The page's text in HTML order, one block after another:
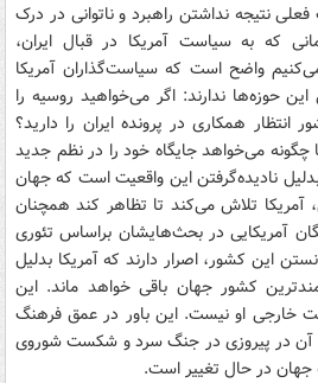
نتیجه نداشتن راهبرد و ناتوانی در درک
که به سیاست آمریکا در قبال ایران،
واضح است که سیاست‌گذاران آمریکا
حوزه‌ها ندارند: اگر می‌خواهید روسیه را
انتظار همکاری در پرونده ایران را دارید؟
چگونه می‌خواهد جایگاه خود را در نظم جدید
نادیده‌گرفتن این واقعیت است که جهان
آمریکا تلاش می‌کند تا تظاهر کند همچنان
آمریکایی در بحث‌هایشان براساس تئوری
این کشور، اصرار دارند که آمریکا بدلیل
کشور جهان باقی خواهد ماند. این
خارجی او نیست. این باور در عمق فرهنگ
آن در پیروزی در جنگ سرد و شکست شوروی
جهان در حال تغییر است.